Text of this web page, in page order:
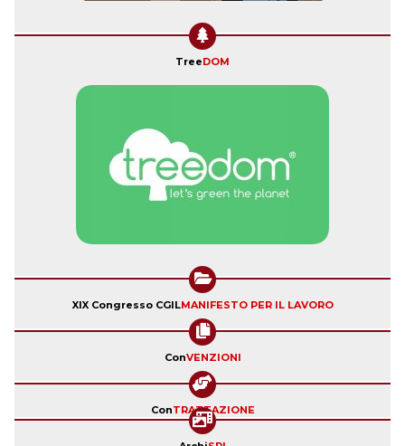
TreeDOM
XIX Congresso CGILMANIFESTO PER IL LAVORO
ConVENZIONI
ConTRATTAZIONE